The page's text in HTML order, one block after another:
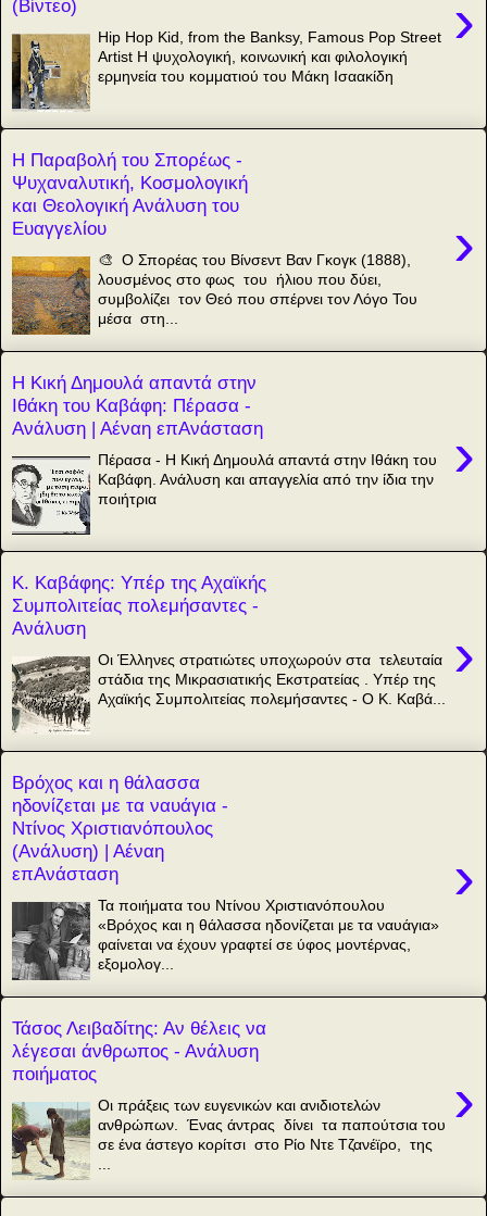
(Βίντεο) ›
Hip Hop Kid, from the Banksy, Famous Pop Street
Artist Η ψυχολογική, κοινωνική και φιλολογική
ερμηνεία του κομματιού του Μάκη Ισαακίδη
Η Παραβολή του Σπορέως -
Ψυχαναλυτική, Κοσμολογική
και Θεολογική Ανάλυση του
Ευαγγελίου
›
🎨 Ο Σπορέας του Βίνσεντ Βαν Γκογκ (1888),
λουσμένος στο φως του ήλιου που δύει,
συμβολίζει τον Θεό που σπέρνει τον Λόγο Του
μέσα στη...
Η Κική Δημουλά απαντά στην
Ιθάκη του Καβάφη: Πέρασα -
Ανάλυση | Αέναη επΑνάσταση
›
Πέρασα - Η Κική Δημουλά απαντά στην Ιθάκη του
Καβάφη. Ανάλυση και απαγγελία από την ίδια την
ποιήτρια
Κ. Καβάφης: Υπέρ της Αχαϊκής
Συμπολιτείας πολεμήσαντες -
Ανάλυση
›
Οι Έλληνες στρατιώτες υποχωρούν στα τελευταία
στάδια της Μικρασιατικής Εκστρατείας . Υπέρ της
Αχαϊκής Συμπολιτείας πολεμήσαντες - Ο Κ. Καβά...
Βρόχος και η θάλασσα
ηδονίζεται με τα ναυάγια -
Ντίνος Χριστιανόπουλος
(Ανάλυση) | Αέναη
επΑνάσταση
›
Τα ποιήματα του Ντίνου Χριστιανόπουλου
«Βρόχος και η θάλασσα ηδονίζεται με τα ναυάγια»
φαίνεται να έχουν γραφτεί σε ύφος μοντέρνας,
εξομολογ...
Τάσος Λειβαδίτης: Αν θέλεις να
λέγεσαι άνθρωπος - Ανάλυση
ποιήματος
›
Οι πράξεις των ευγενικών και ανιδιοτελών
ανθρώπων. Ένας άντρας δίνει τα παπούτσια του
σε ένα άστεγο κορίτσι στο Ρίο Ντε Τζανέϊρο, της